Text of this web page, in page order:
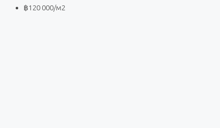
฿120 000/м2